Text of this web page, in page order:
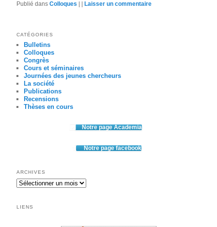
Publié dans Colloques Laisser un commentaire
CATÉGORIES
Bulletins
Colloques
Congrès
Cours et séminaires
Journées des jeunes chercheurs
La société
Publications
Recensions
Thèses en cours
Notre page Academia
Notre page facebook
ARCHIVES
LIENS